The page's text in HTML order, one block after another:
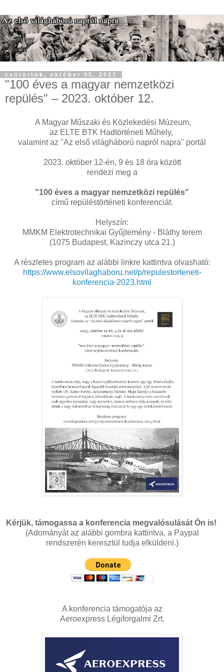
csütörtök, október 05, 2023
"100 éves a magyar nemzetközi
repülés" – 2023. október 12.
A Magyar Műszaki és Közlekedési Múzeum,
az ELTE BTK Hadtörténeti Műhely,
valamint az "Az első világháború napról napra" portál
2023. október 12-én, 9 és 18 óra között
rendezi meg a
"100 éves a magyar nemzetközi repülés"
című repüléstörténeti konferenciát.
Helyszín:
MMKM Elektrotechnikai Gyűjtemény - Bláthy terem
(1075 Budapest, Kazinczy utca 21.)
A részletes program az alábbi linkre kattintva olvasható:
https://www.elsovilaghaboru.net/p/repulestorteneti-
konferencia-2023.html
Kérjük, támogassa a konferencia megvalósulását Ön is!
(Adományát az alábbi gombra kattintva, a Paypal
rendszerén keresztül tudja elküldeni.)
A konferencia támogatója az
Aeroexpress Légiforgalmi Zrt.